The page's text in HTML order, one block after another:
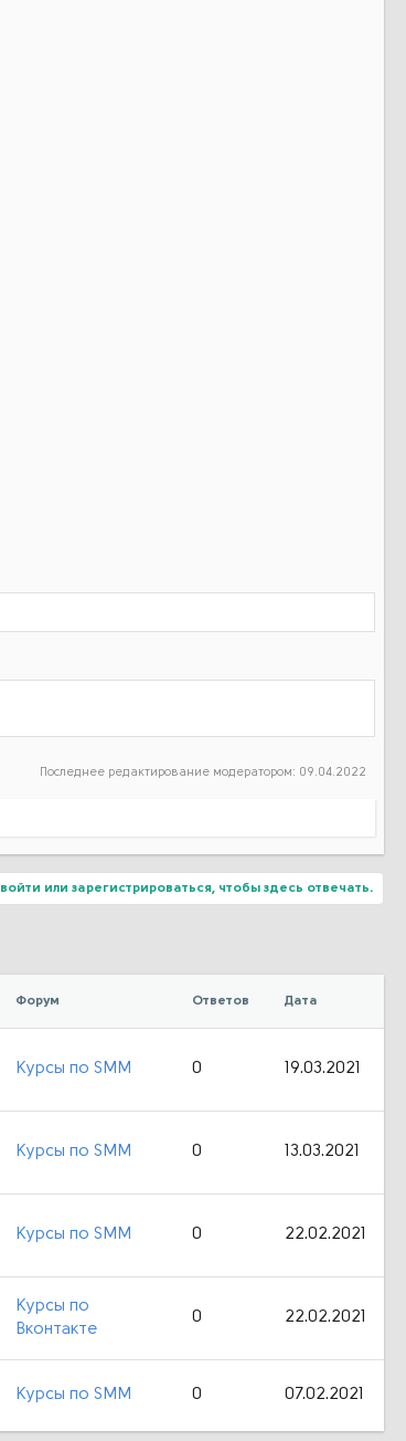
Последнее редактирование модератором: 09.04.2022
или зарегистрироваться, чтобы здесь отвечать.
Форум Ответов Дата
Курсы по SMM 0 19.03.2021
Курсы по SMM 0 13.03.2021
Курсы по SMM 0 22.02.2021
Курсы по
Вконтакте
0 22.02.2021
Курсы по SMM 0 07.02.2021